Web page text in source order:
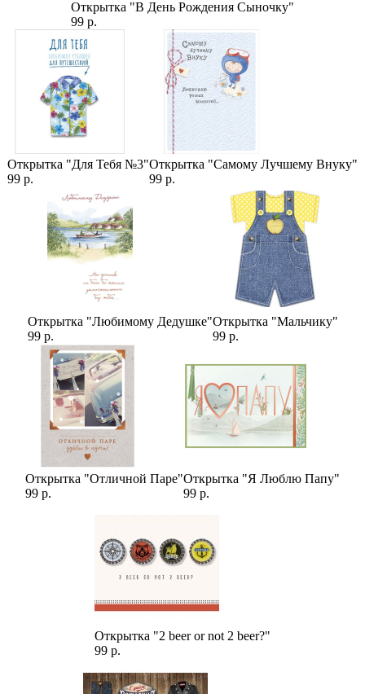
Ранункулюс Ханой
Сборка в дизайнерскую упаковку (1-25)
Категории:
Ранункулюсы Букеты,Букеты с ранункулюсами
Открытка "В День Рождения Сыночку"
99 р.
Открытка "Для Тебя №3"
99 р.
Открытка "Самому Лучшему Внуку"
99 р.
Открытка "Любимому Дедушке"
99 р.
Открытка "Мальчику"
99 р.
Открытка "Отличной Паре"
99 р.
Открытка "Я Люблю Папу"
99 р.
Открытка "2 beer or not 2 beer?"
99 р.